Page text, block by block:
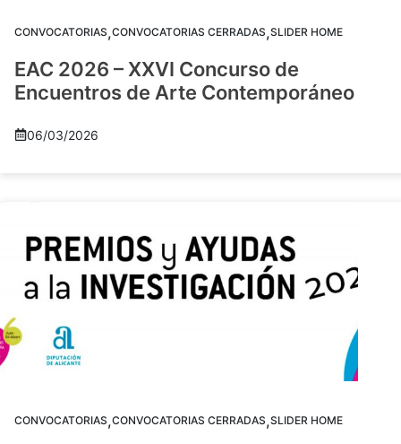
CONVOCATORIAS,CONVOCATORIAS CERRADAS,SLIDER HOME
EAC 2026 – XXVI Concurso de
Encuentros de Arte Contemporáneo
06/03/2026
CONVOCATORIAS,CONVOCATORIAS CERRADAS,SLIDER HOME